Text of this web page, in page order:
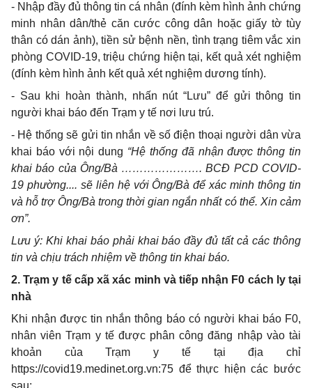
- Nhập đầy đủ thông tin cá nhân (đính kèm hình ảnh chứng
minh nhân dân/thẻ căn cước công dân hoặc giấy tờ tùy
thân có dán ảnh), tiền sử bệnh nền, tình trạng tiêm vắc xin
phòng COVID-19, triệu chứng hiện tại, kết quả xét nghiệm
(đính kèm hình ảnh kết quả xét nghiệm dương tính).
- Sau khi hoàn thành, nhấn nút “Lưu” để gửi thông tin
người khai báo đến Trạm y tế nơi lưu trú.
- Hệ thống sẽ gửi tin nhắn về số điện thoại người dân vừa
khai báo với nội dung “Hệ thống đã nhận được thông tin
khai báo của Ông/Bà …………………. BCĐ PCD COVID-
19 phường.... sẽ liên hệ với Ông/Bà để xác minh thông tin
và hỗ trợ Ông/Bà trong thời gian ngắn nhất có thể. Xin cảm
ơn”.
Lưu ý: Khi khai báo phải khai báo đầy đủ tất cả các thông
tin và chịu trách nhiệm về thông tin khai báo.
2. Trạm y tế cấp xã xác minh và tiếp nhận F0 cách ly tại
nhà
Khi nhận được tin nhắn thông báo có người khai báo F0,
nhân viên Trạm y tế được phân công đăng nhập vào tài
khoản của Trạm y tế tại địa chỉ
https://covid19.medinet.org.vn:75 để thực hiện các bước
sau: